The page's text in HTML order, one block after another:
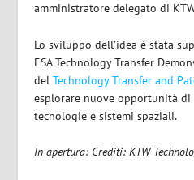
amministratore delegato di
Lo sviluppo dell’idea è stata
ESA Technology Transfer
delTechnology Transfer and
esplorare nuove opportunità
tecnologie e sistemi spaziali.
In apertura: Crediti: KTW